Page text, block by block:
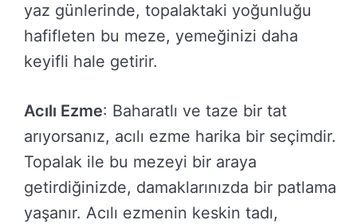
yaz günlerinde, topalaktaki yoğunluğu
hafifleten bu meze, yemeğinizi daha
keyifli hale getirir.
Acılı Ezme: Baharatlı ve taze bir tat
arıyorsanız, acılı ezme harika bir seçimdir.
Topalak ile bu mezeyi bir araya
getirdiğinizde, damaklarınızda bir patlama
yaşanır. Acılı ezmenin keskin tadı,